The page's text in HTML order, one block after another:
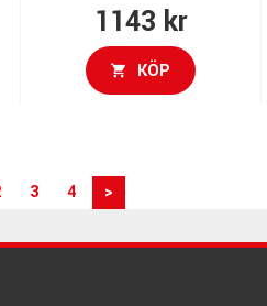
1143 kr
KÖP
3 4 >